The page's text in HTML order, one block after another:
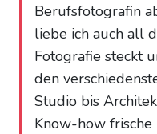
Berufsfotografin
liebe ich auch all
Fotografie steckt
den
Studio bis
Know-how